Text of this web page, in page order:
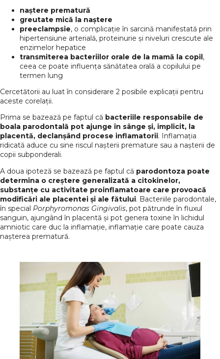
naștere prematură
greutate mică la naștere
preeclampsie, o complicație în sarcină manifestată prin
hipertensiune arterială, proteinurie și niveluri crescute ale
enzimelor hepatice
transmiterea bacteriilor orale de la mamă la copil,
ceea ce poate influența sănătatea orală a copilului pe
termen lung
Cercetătorii au luat în considerare 2 posibile explicații pentru
aceste corelații.
Prima se bazează pe faptul că bacteriile responsabile de
boala parodontală pot ajunge în sânge și, implicit, la
placentă, declanșând procese inflamatorii. Inflamația
ridicată aduce cu sine riscul nașterii premature sau a nașterii de
copii subponderali.
A doua ipoteză se bazează pe faptul că parodontoza poate
determina o creștere generalizată a citokinelor,
substanțe cu activitate proinflamatoare care provoacă
modificări ale placentei și ale fătului. Bacteriile parodontale,
în special Porphyromonas Gingivalis, pot pătrunde în fluxul
sanguin, ajungând în placentă și pot genera toxine în lichidul
amniotic care duc la inflamație, inflamație care poate cauza
nașterea prematură.